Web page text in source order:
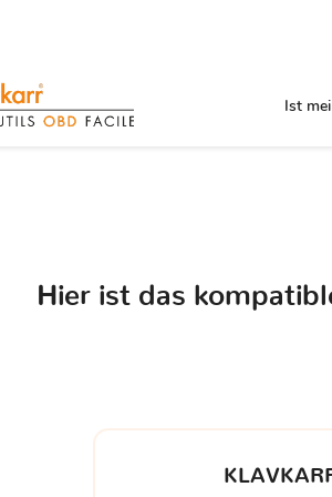
Ist
Hier ist das